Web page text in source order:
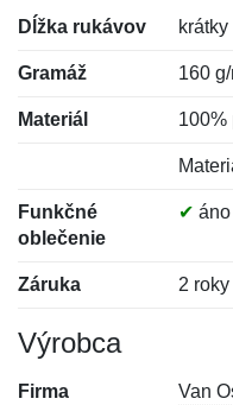
Dĺžka rukávov krátky
Gramáž 160
Materiál 100%
Funkčné
oblečenie
✔ áno
Záruka 2 roky
Výrobca
Firma Van